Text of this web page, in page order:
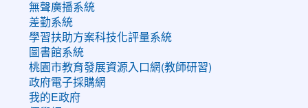
無聲廣播系統
差勤系統
學習扶助方案科技化評量系統
圖書館系統
桃園市教育發展資源入口網(教師研習)
政府電子採購網
我的E政府